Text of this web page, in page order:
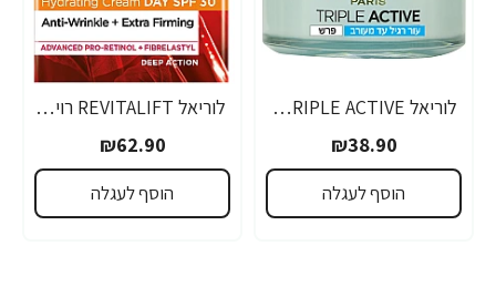
לוריאל TRIPLE ACTIVE קרם לחות לפנים במרקם ג'ל לעור רגיל עד מעורב 50 מ"ל - מבית L'OREAL PARIS
₪38.90
הוסף לעגלה
לוריאל REVITALIFT רויטליפט SPF30 קרם יום 50 מ"ל - מבית L'OREAL PARIS
₪62.90
הוסף לעגלה